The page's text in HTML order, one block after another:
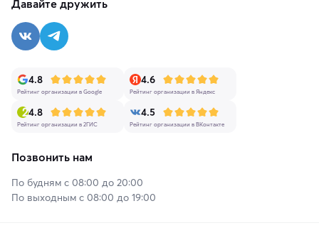
Давайте дружить
4.8
Рейтинг организации в Google
4.6
Рейтинг организации в Яндекс
4.8
Рейтинг организации в 2ГИС
4.5
Рейтинг организации в ВКонтакте
Позвонить нам
По будням с 08:00 до 20:00
По выходным с 08:00 до 19:00